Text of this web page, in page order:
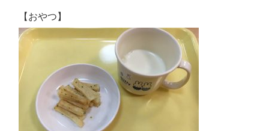
【おやつ】